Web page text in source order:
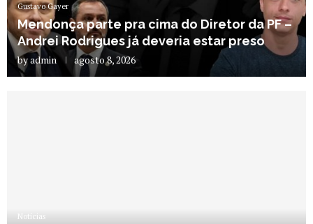
Gustavo Gayer
Mendonça parte pra cima do Diretor da PF –
Andrei Rodrigues já deveria estar preso
byadmin agosto 8, 2026
Notícias